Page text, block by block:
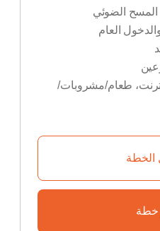
العام
طعام/مشروبات/
الخطة
خطة